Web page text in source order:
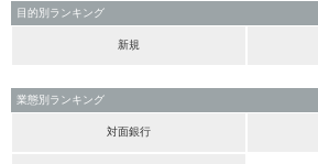
目的別ランキング
新規
業態別ランキング
対面銀行